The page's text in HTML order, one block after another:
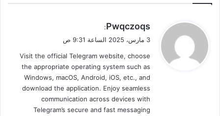
ي
ق
ل
Pwqczoqs
:
3 مارس، 2025 الساعة 9:31 ص
Visit the official Telegram website, choose
the appropriate operating system such as
Windows, macOS, Android, iOS, etc., and
download the application. Enjoy seamless
communication across devices with
Telegram’s secure and fast messaging